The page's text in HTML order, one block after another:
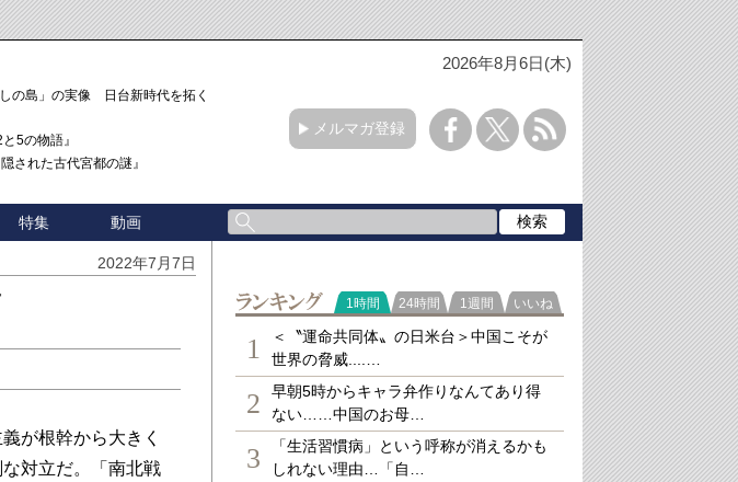
2026年8月6日(木)
の島」の実像 日台新時代を拓く「3
5の物語』
された古代宮都の謎』
メルマガ登録
特集 動画
2022年7月7日
が根幹から大きく
対立だ。「南北戦
ランキング
1時間 24時間 1週間 いいね
1
＜〝運命共同体〟の日米台＞中国こそが
世界の脅威....…
2
早朝5時からキャラ弁作りなんてあり得
ない……中国のお母…
3
「生活習慣病」という呼称が消えるかも
しれない理由…「自…